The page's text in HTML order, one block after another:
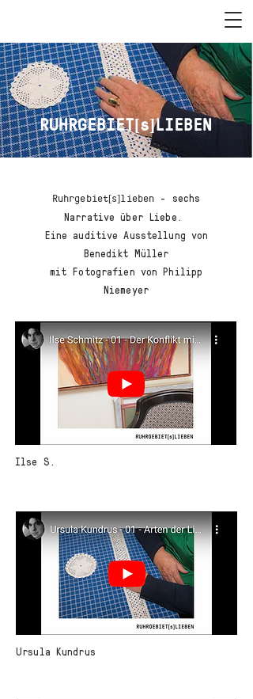
RUHRGEBIET[s]LIEBEN
Ruhrgebiet[s]lieben
- sechs
Narrative über Liebe.
Eine auditive Ausstellung von
Benedikt Müller
mit Fotografien von Philipp
Niemeyer
Ilse S.
Ursula Kundrus